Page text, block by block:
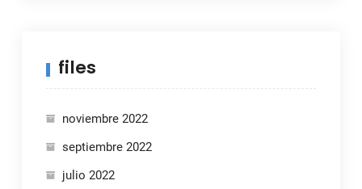
files
noviembre 2022
septiembre 2022
julio 2022